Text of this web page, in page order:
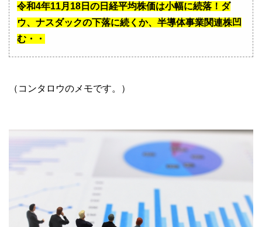
令和4年11月18日の日経平均株価は小幅に続落！ダ
ウ、ナスダックの下落に続くか、半導体事業関連株凹
む・・
（コンタロウのメモです。）